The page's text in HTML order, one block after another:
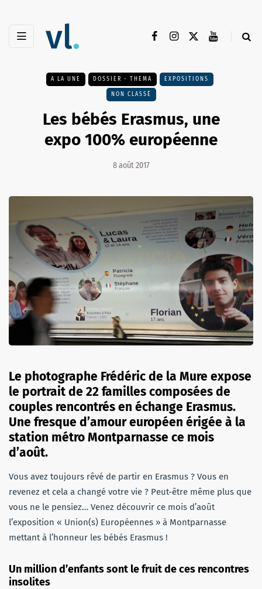
A LA UNE DOSSIER - THEMA EXPOSITIONS
NON CLASSÉ
Les bébés Erasmus, une
expo 100% européenne
8 août 2017
Le photographe Frédéric de la Mure expose
le portrait de 22 familles composées de
couples rencontrés en échange Erasmus.
Une fresque d’amour européen érigée à la
station métro Montparnasse ce mois
d’août.
Vous avez toujours rêvé de partir en Erasmus ? Vous en
revenez et cela a changé votre vie ? Peut-être même plus que
vous ne le pensiez… Venez découvrir ce mois d’août
l’exposition « Union(s) Européennes » à Montparnasse
mettant à l’honneur les bébés Erasmus !
Un million d’enfants sont le fruit de ces rencontres
insolites